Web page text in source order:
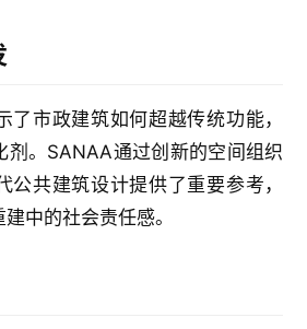
了市政建筑如何超越传统功能，
剂。SANAA通过创新的空间组织
公共建筑设计提供了重要参考，
中的社会责任感。